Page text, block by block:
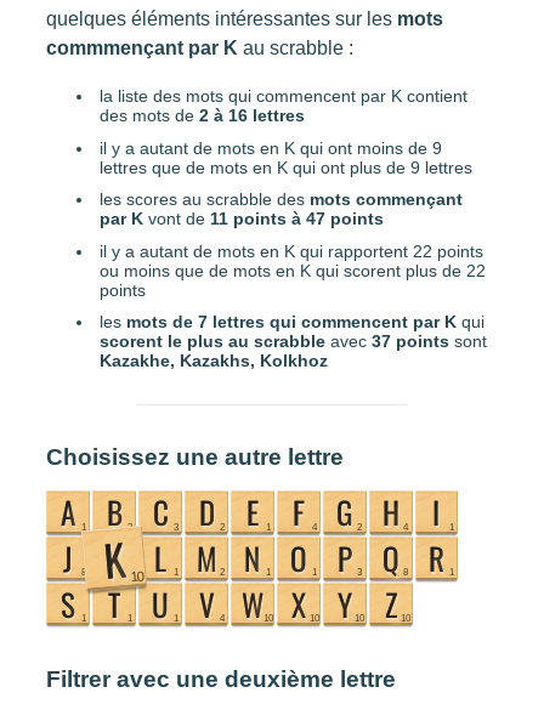
Commençant par
quelques éléments intéressantes sur les mots
commmençant par K au scrabble :
la liste des mots qui commencent par K contient
des mots de 2 à 16 lettres
il y a autant de mots en K qui ont moins de 9
lettres que de mots en K qui ont plus de 9 lettres
les scores au scrabble des mots commençant
par Kvont de 11 points à 47 points
il y a autant de mots en K qui rapportent 22 points
ou moins que de mots en K qui scorent plus de 22
points
les mots de 7 lettres qui commencent par Kqui
scorent le plus au scrabbleavec 37 pointssont
Kazakhe, Kazakhs, Kolkhoz
Choisissez une autre lettre
Filtrer avec une deuxième lettre